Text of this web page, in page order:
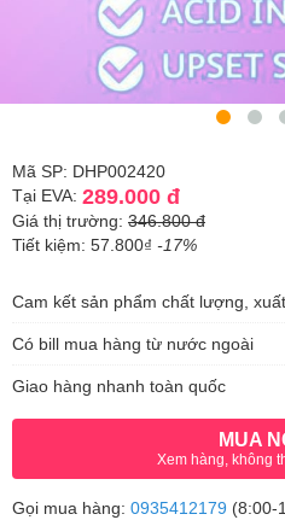
Mã SP: DHP002420
Tại EVA: 289.000 đ
Giá thị trường: 346.800 đ
Tiết kiệm: 57.800₫ -17%
Cam kết sản phẩm chất lượng,
Có bill mua hàng từ nước ngoài
Giao hàng nhanh toàn quốc
MUA
Xem hàng, không
Gọi mua hàng: 0935412179 (8:00-